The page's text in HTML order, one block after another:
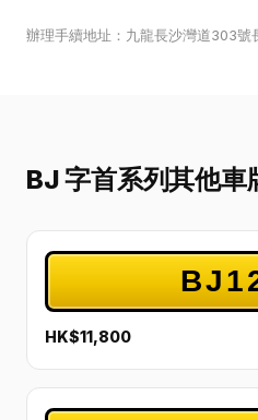
辦理手續地址：九龍長沙灣道303號
BJ 字首系列其他車
HK$11,800